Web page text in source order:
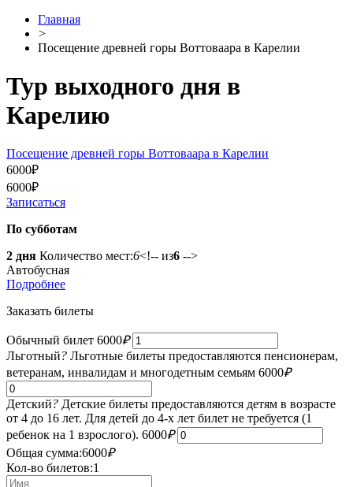
Главная
>
Посещение древней горы Воттоваара в Карелии
Тур выходного дня в
Карелию
Посещение древней горы Воттоваара в Карелии
6000₽
6000₽
Записаться
По субботам
2 дня Количество мест:6<!-- из6 -->
Автобусная
Подробнее
Заказать билеты
Обычный билет 6000₽
Льготный? Льготные билеты предоставляются пенсионерам,
ветеранам, инвалидам и многодетным семьям 6000₽
Детский? Детские билеты предоставляются детям в возрасте
от 4 до 16 лет. Для детей до 4-х лет билет не требуется (1
ребенок на 1 взрослого). 6000₽
Общая сумма:6000₽
Кол-во билетов:1